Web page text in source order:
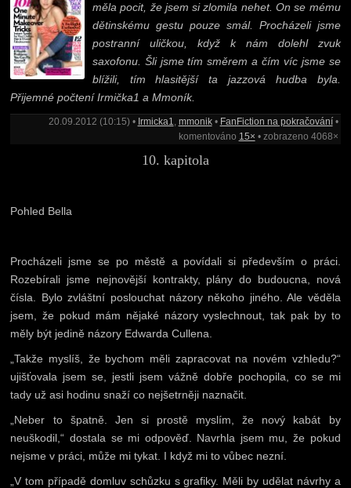
měla pocit, že jsem si zlomila nehet. On se mému
dětinskému gestu pouze smál. Procházeli jsme
postranní uličkou, když k nám dolehl zvuk
saxofonu. Šli jsme tím směrem a čím víc jsme se
blížili, tím hlasitější ta jazzová hudba byla.
Přijemné počtení Irmička1 a Mmoník.
20.09.2012 (10:15) • Irmicka1, mmonik• FanFiction na pokračování•
komentováno 15× • zobrazeno 4068×
10. kapitola
Pohled Bella
Procházeli jsme se po městě a povídali si především o práci.
Rozebírali jsme nejnovější kontrakty, plány do budoucna, nová
čísla. Bylo zvláštní poslouchat názory někoho jiného. Ale věděla
jsem, že pokud mám nějaké názory vyslechnout, tak pak by to
měly být jedině názory Edwarda Cullena.
„Takže myslíš, že bychom měli zapracovat na novém vzhledu?“
ujišťovala jsem se, jestli jsem vážně dobře pochopila, co se mi
tady už asi hodinu snaží co nejšetrněji naznačit.
„Neber to špatně. Jen si prostě myslím, že nový kabát by
neuškodil,“ dostala se mi odpověď. Navrhla jsem mu, že pokud
nejsme v práci, může mi tykat. I když mi to vůbec nezní.
„V tom případě domluv schůzku s grafiky. Měli by udělat návrhy a